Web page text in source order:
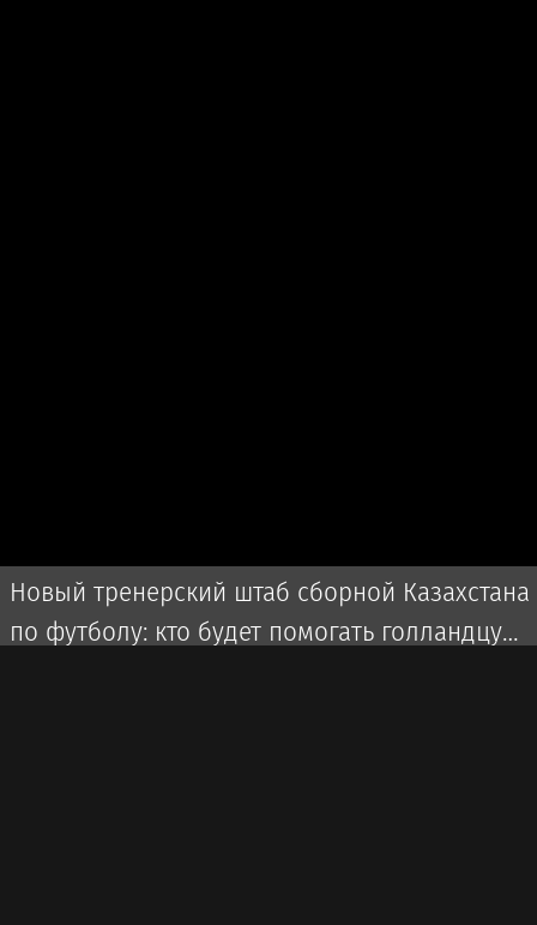
Новый тренерский штаб сборной Казахстана
по футболу: кто будет помогать голландцу